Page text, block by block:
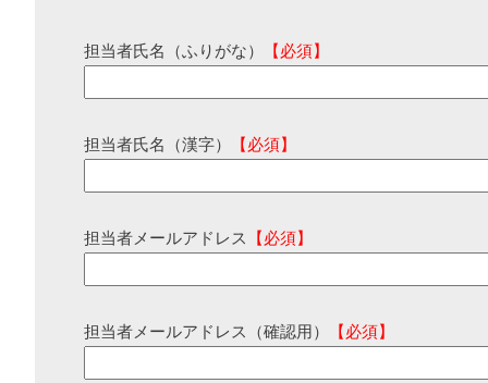
担当者氏名（ふりがな） 【必須】
担当者氏名（漢字） 【必須】
担当者メールアドレス 【必須】
担当者メールアドレス（確認用） 【必須】